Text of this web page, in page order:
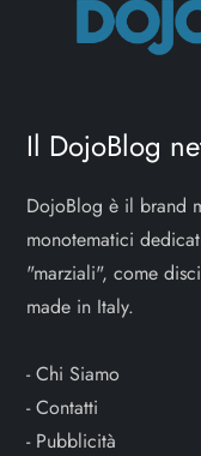
Il DojoBlog
DojoBlog è il brand
monotematici
"marziali", come
made in Italy.
-Chi Siamo
-Contatti
- Pubblicità